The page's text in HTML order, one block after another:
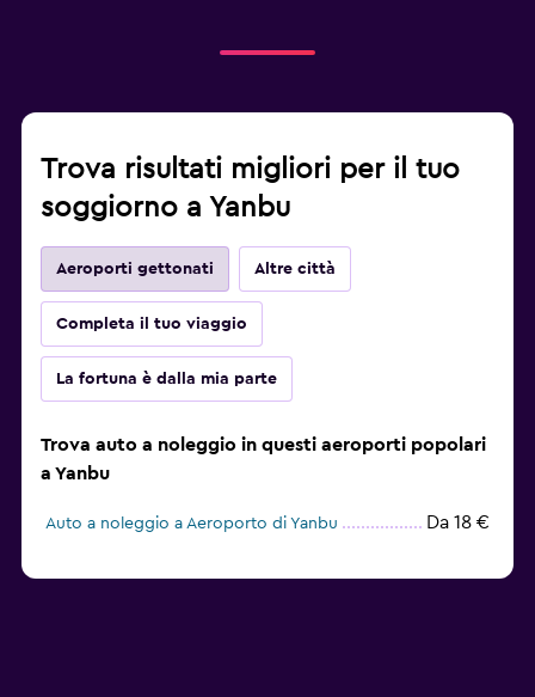
Trova risultati migliori per il tuo
soggiorno a Yanbu
Aeroporti gettonati Altre città
Completa il tuo viaggio
La fortuna è dalla mia parte
Trova auto a noleggio in questi aeroporti popolari
a Yanbu
Auto a noleggio a Aeroporto di Yanbu Da 18 €